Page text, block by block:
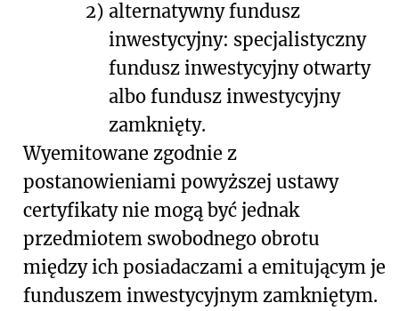
2) alternatywny fundusz
inwestycyjny: specjalistyczny
fundusz inwestycyjny otwarty
albo fundusz inwestycyjny
zamknięty.
Wyemitowane zgodnie z
postanowieniami powyższej ustawy
certyfikaty nie mogą być jednak
przedmiotem swobodnego obrotu
między ich posiadaczami a emitującym je
funduszem inwestycyjnym zamkniętym.